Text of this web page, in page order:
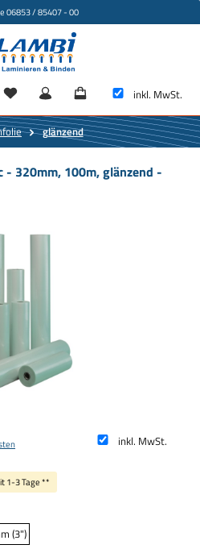
06853 / 85407 - 00
inkl. MwSt.
glänzend
- 320mm, 100m, glänzend -
inkl. MwSt.
1-3 Tage **
(3")